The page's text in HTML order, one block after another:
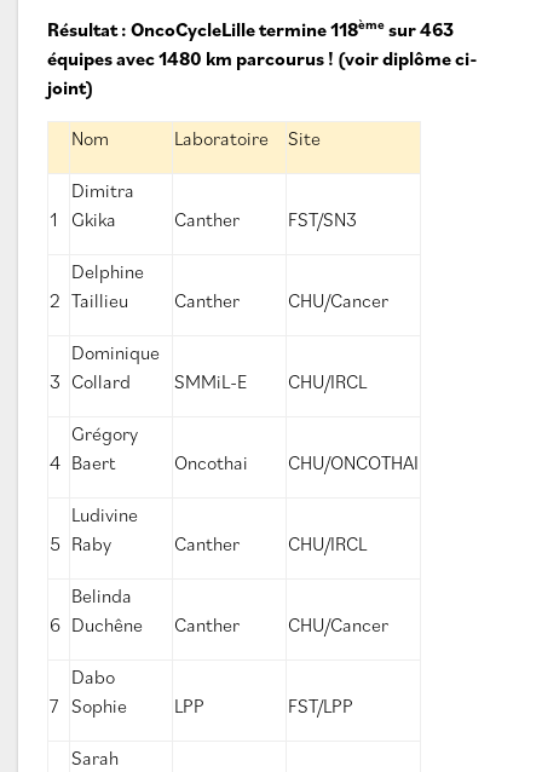
Résultat : OncoCycleLille termine 118ème sur 463
équipes avec 1480 km parcourus ! (voir diplôme ci-
joint)
Nom Laboratoire Site
1
Dimitra
Gkika
Canther FST/SN3
2
Delphine
Taillieu
Canther CHU/Cancer
3
Dominique
Collard
SMMiL-E CHU/IRCL
4
Grégory
Baert
Oncothai CHU/ONCOTHAI
5
Ludivine
Raby
Canther CHU/IRCL
6
Belinda
Duchêne
Canther CHU/Cancer
7
Dabo
Sophie
LPP FST/LPP
Sarah